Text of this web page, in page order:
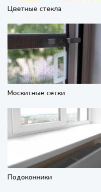
Цветные стекла
Москитные сетки
Подоконники